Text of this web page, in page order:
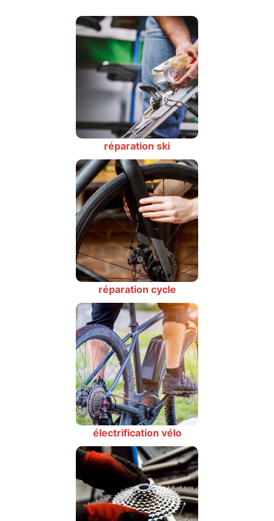
réparation ski
réparation cycle
électrification vélo